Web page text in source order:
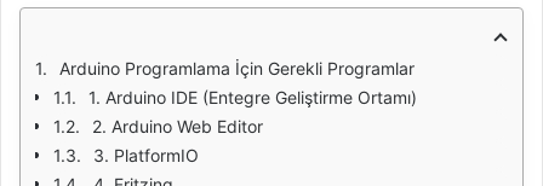
Arduino Programlama İçin Gerekli Programlar
1. Arduino IDE (Entegre Geliştirme Ortamı)
2. Arduino Web Editor
3. PlatformIO